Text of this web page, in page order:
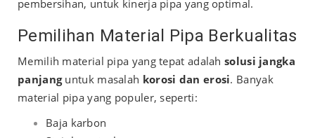
pembersihan, untuk kinerja pipa yang optimal.
Pemilihan Material Pipa Berkualitas
Memilih material pipa yang tepat adalah solusi jangka
panjanguntuk masalah korosi dan erosi. Banyak
material pipa yang populer, seperti:
Baja karbon